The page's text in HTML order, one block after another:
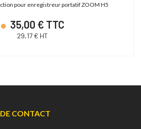
pour enregistreur portatif ZOOM H5
35,00 € TTC
29,17 € HT
CONTACT